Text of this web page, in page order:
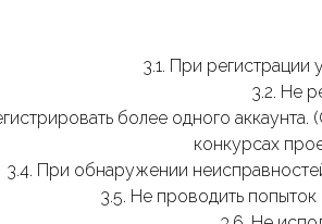
3.1. При
3.2. Не
более одного
конкурсах
3.4. При обнаружении
3.5. Не проводить